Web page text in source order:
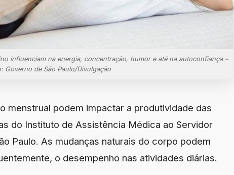
influenciam na energia, concentração, humor e até na autoconfiança –
Governo de São Paulo/Divulgação
menstrual podem impactar a produtividade das
do Instituto de Assistência Médica ao Servidor
Paulo. As mudanças naturais do corpo podem
o desempenho nas atividades diárias.